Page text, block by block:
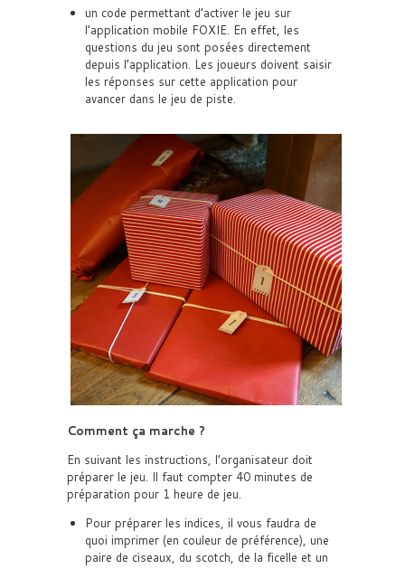
un code permettant d’activer le jeu sur
l’application mobile FOXIE. En effet, les
questions du jeu sont posées directement
depuis l’application. Les joueurs doivent saisir
les réponses sur cette application pour
avancer dans le jeu de piste.
Comment ça marche ?
En suivant les instructions, l’organisateur doit
préparer le jeu. Il faut compter 40 minutes de
préparation pour 1 heure de jeu.
Pour préparer les indices, il vous faudra de
quoi imprimer (en couleur de préférence), une
paire de ciseaux, du scotch, de la ficelle et un